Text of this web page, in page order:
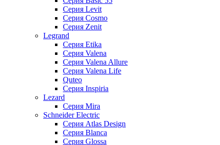
Серия Levit
Серия Cosmo
Серия Zenit
Legrand
Серия Etika
Серия Valena
Серия Valena Allure
Серия Valena Life
Quteo
Серия Inspiria
Lezard
Серия Mira
Schneider Electric
Серия Atlas Design
Серия Blanca
Серия Glossa